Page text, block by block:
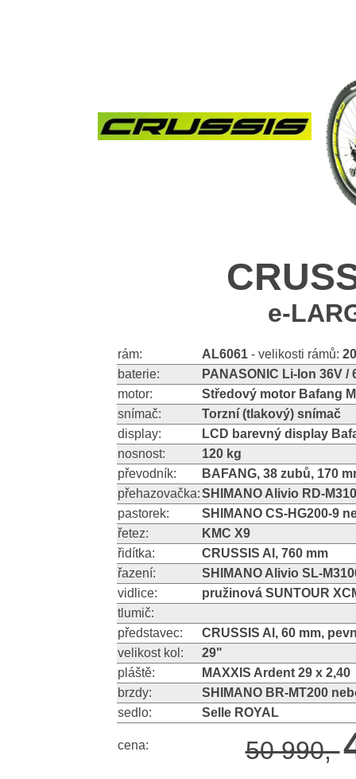
e-
rám: AL6061 - velikosti rámů:
baterie:
PANASONIC Li-Ion 36V /
motor:
Středový motor Bafang
snímač:
Torzní (tlakový) snímač
display:
LCD barevný display
nosnost:
120 kg
převodník:
BAFANG, 38 zubů, 170
přehazovačka:SHIMANO Alivio RD-
pastorek:
SHIMANO CS-HG200-9
řetez:
KMC X9
řidítka:
CRUSSIS Al, 760 mm
řazení:
SHIMANO Alivio SL-
vidlice:
pružinová SUNTOUR
tlumič:
představec:
CRUSSIS Al, 60 mm,
velikost kol:
29"
pláště:
MAXXIS Ardent 29 x 2,40
brzdy:
SHIMANO BR-MT200
sedlo:
Selle ROYAL
cena: 50 990,-